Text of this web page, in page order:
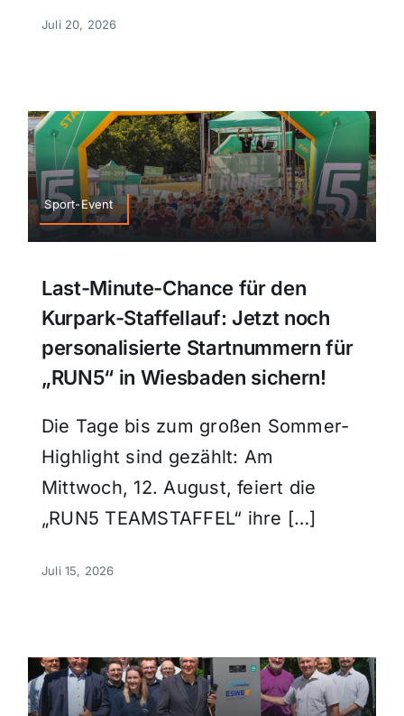
Juli 20, 2026
Sport-Event
Last-Minute-Chance für den
Kurpark-Staffellauf: Jetzt noch
personalisierte Startnummern für
„RUN5“ in Wiesbaden sichern!
Die Tage bis zum großen Sommer-
Highlight sind gezählt: Am
Mittwoch, 12. August, feiert die
„RUN5 TEAMSTAFFEL“ ihre […]
Juli 15, 2026